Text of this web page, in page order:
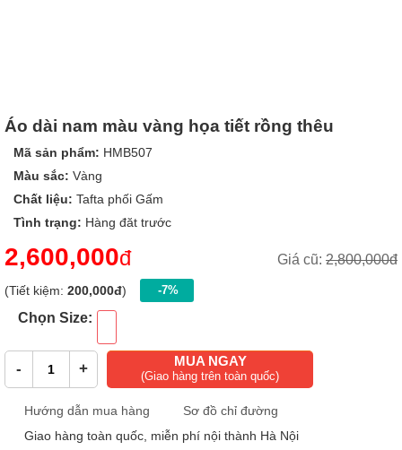
Áo dài nam màu vàng họa tiết rồng thêu
Mã sản phẩm: HMB507
Màu sắc: Vàng
Chất liệu: Tafta phối Gấm
Tình trạng: Hàng đăt trước
Giá cũ: 2,800,000đ
2,600,000đ
(Tiết kiệm: 200,000đ) -7%
Chọn Size:
- + MUA NGAY
(Giao hàng trên toàn quốc)
Hướng dẫn mua hàng
Sơ đồ chỉ đường
Giao hàng toàn quốc, miễn phí nội thành Hà Nội